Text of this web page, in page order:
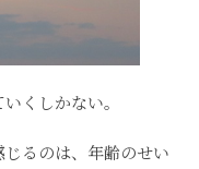
くしかない。
るのは、年齢のせい